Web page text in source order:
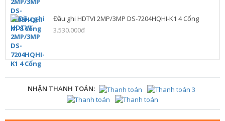
Đầu ghi HDTVI 2MP/3MP DS-7204HQHI-K1 4 Cổng
3.530.000đ
NHẬN THANH TOÁN: